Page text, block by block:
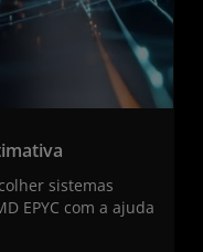
sistemas
EPYC com a ajuda